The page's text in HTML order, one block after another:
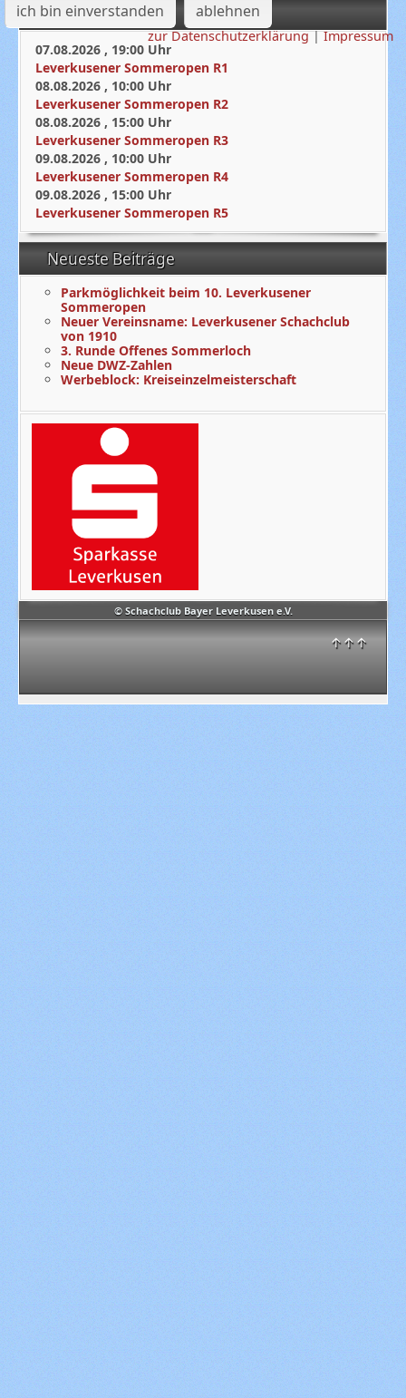
© Schachclub Bayer Leverkusen e.V.
↑↑↑
Nächste Termine
07.08.2026 , 19:00 Uhr
Leverkusener Sommeropen R1
08.08.2026 , 10:00 Uhr
Leverkusener Sommeropen R2
08.08.2026 , 15:00 Uhr
Leverkusener Sommeropen R3
09.08.2026 , 10:00 Uhr
Leverkusener Sommeropen R4
09.08.2026 , 15:00 Uhr
Leverkusener Sommeropen R5
Neueste Beiträge
Parkmöglichkeit beim 10. Leverkusener
Sommeropen
Neuer Vereinsname: Leverkusener Schachclub
von 1910
3. Runde Offenes Sommerloch
Neue DWZ-Zahlen
Werbeblock: Kreiseinzelmeisterschaft
ich bin einverstanden ablehnen
zur Datenschutzerklärung|Impressum